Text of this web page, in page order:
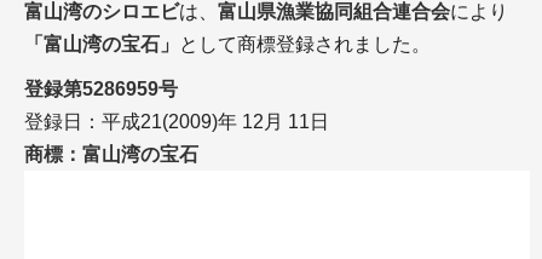
富山湾のシロエビは、 富山県漁業協同組合連合会により
「富山湾の宝石」
として商標登録されました。
登録第5286959号
登録日：平成21(2009)年 12月 11日
商標：富山湾の宝石